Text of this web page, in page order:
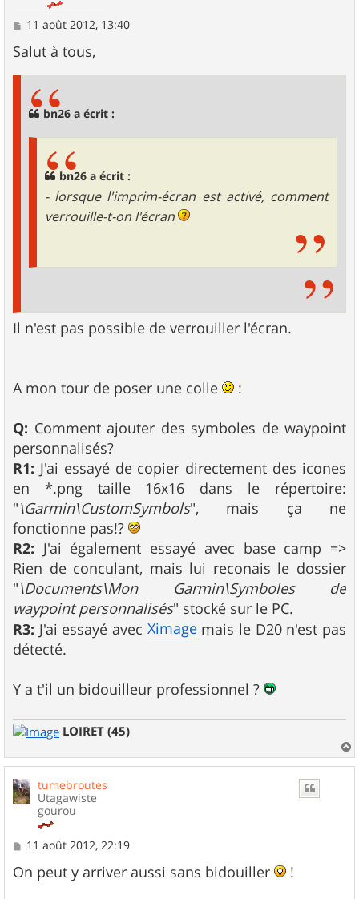
M
s
s
a
11 août 2012, 13:40
Salut à tous,
bn26 a écrit :
bn26 a écrit :
- lorsque l'imprim-écran est activé, comment
verrouille-t-on l'écran
Il n'est pas possible de verrouiller l'écran.
A mon tour de poser une colle :
Q: Comment ajouter des symboles de waypoint
personnalisés?
R1: J'ai essayé de copier directement des icones
en *.png taille 16x16 dans le répertoire:
"\Garmin\CustomSymbols", mais ça ne
fonctionne pas!?
R2: J'ai également essayé avec base camp =>
Rien de conculant, mais lui reconais le dossier
"\Documents\Mon Garmin\Symboles de
waypoint personnalisés" stocké sur le PC.
R3: J'ai essayé avec Ximagemais le D20 n'est pas
détecté.
Y a t'il un bidouilleur professionnel ?
LOIRET (45)
a
tumebroutes
Utagawiste
gourou
M
s
s
11 août 2012, 22:19
On peut y arriver aussi sans bidouiller !